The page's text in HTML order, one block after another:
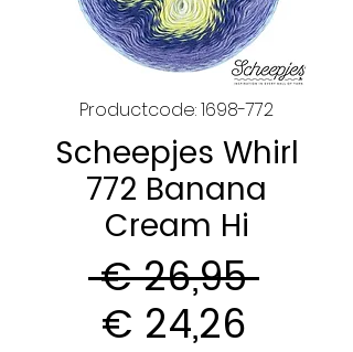
Productcode: 1698-772
Scheepjes Whirl
772 Banana
Cream Hi
€ 26,95
€ 24,26